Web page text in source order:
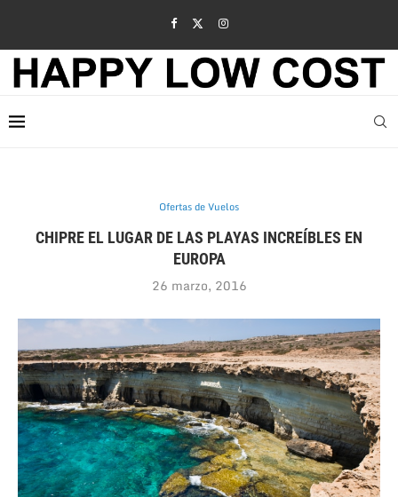
Ofertas de Vuelos
CHIPRE EL LUGAR DE LAS PLAYAS INCREÍBLES EN
EUROPA
26 marzo, 2016